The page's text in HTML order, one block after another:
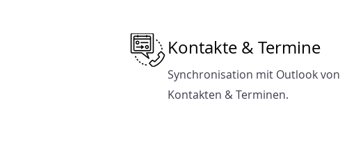
Kontakte & Termine
Synchronisation mit Outlook von
Kontakten & Terminen.